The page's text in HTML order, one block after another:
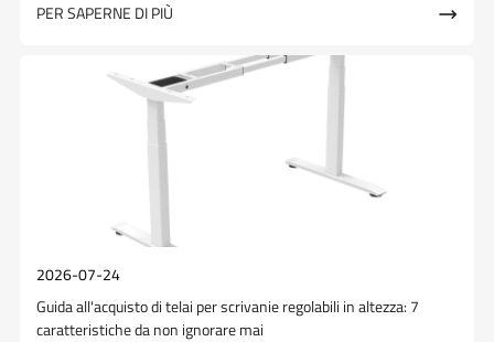
PER SAPERNE DI PIÙ 
2026-07-24
Guida all'acquisto di telai per scrivanie regolabili in altezza: 7
caratteristiche da non ignorare mai